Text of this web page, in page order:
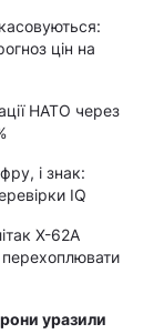
з
цін на
НАТО через
і знак:
IQ
X-62A
уразили